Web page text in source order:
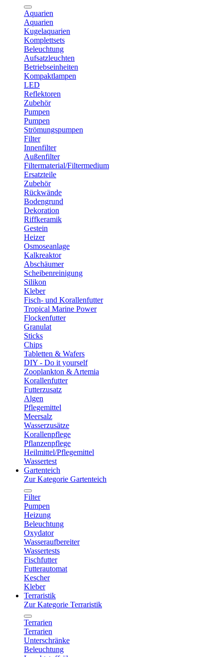
Aquarien
Aquarien
Kugelaquarien
Komplettsets
Beleuchtung
Aufsatzleuchten
Betriebseinheiten
Kompaktlampen
LED
Reflektoren
Zubehör
Pumpen
Pumpen
Strömungspumpen
Filter
Innenfilter
Außenfilter
Filtermaterial/Filtermedium
Ersatzteile
Zubehör
Rückwände
Bodengrund
Dekoration
Riffkeramik
Gestein
Heizer
Osmoseanlage
Kalkreaktor
Abschäumer
Scheibenreinigung
Silikon
Kleber
Fisch- und Korallenfutter
Tropical Marine Power
Flockenfutter
Granulat
Sticks
Chips
Tabletten & Wafers
DIY - Do it yourself
Zooplankton & Artemia
Korallenfutter
Futterzusatz
Algen
Pflegemittel
Meersalz
Wasserzusätze
Korallenpflege
Pflanzenpflege
Heilmittel/Pflegemittel
Wassertest
Gartenteich
Zur Kategorie Gartenteich
Filter
Pumpen
Heizung
Beleuchtung
Oxydator
Wasseraufbereiter
Wassertests
Fischfutter
Futterautomat
Kescher
Kleber
Terraristik
Zur Kategorie Terraristik
Terrarien
Terrarien
Unterschränke
Beleuchtung